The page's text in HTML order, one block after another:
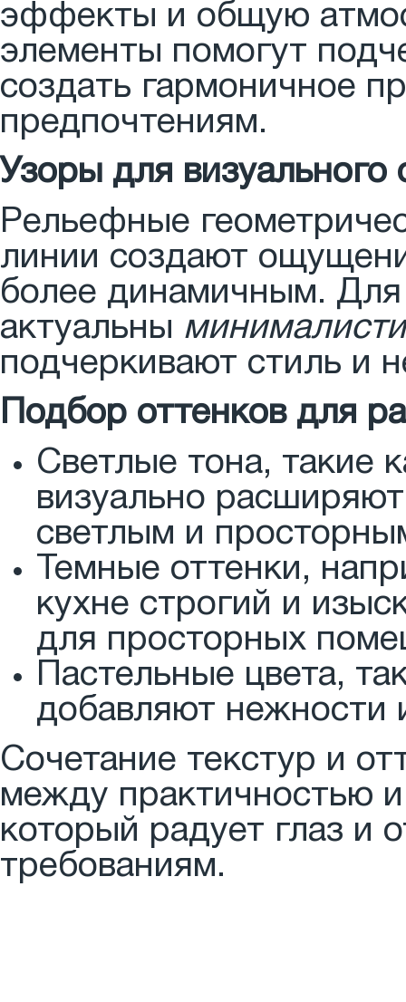
эффекты и общую
элементы помогут
создать гармоничное
предпочтениям.
Узоры для визуального
Рельефные
линии создают
более динамичным.
актуальны
подчеркивают стиль и
Подбор оттенков для
Светлые тона, такие
визуально
светлым и
Темные оттенки,
кухне строгий и
для просторных
Пастельные цвета,
добавляют нежности
Сочетание текстур и
между практичностью и
который радует глаз и
требованиям.